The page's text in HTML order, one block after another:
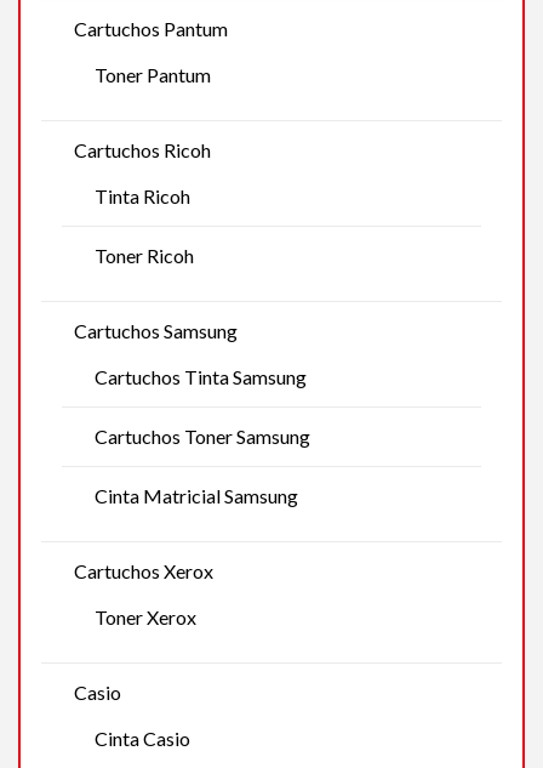
Cartuchos Pantum
Toner Pantum
Cartuchos Ricoh
Tinta Ricoh
Toner Ricoh
Cartuchos Samsung
Cartuchos Tinta Samsung
Cartuchos Toner Samsung
Cinta Matricial Samsung
Cartuchos Xerox
Toner Xerox
Casio
Cinta Casio